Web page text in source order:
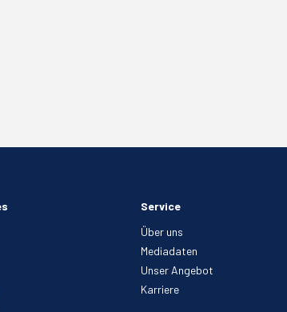
Service
Über uns
Mediadaten
Unser Angebot
Karriere